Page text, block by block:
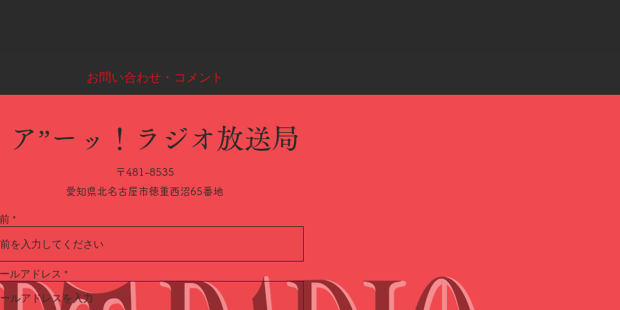
​お問い合わせ・コメント
​ア”ーッ！ラジオ放送局
〒481-8535
愛知県北名古屋市徳重西沼65番地
ルアドレス